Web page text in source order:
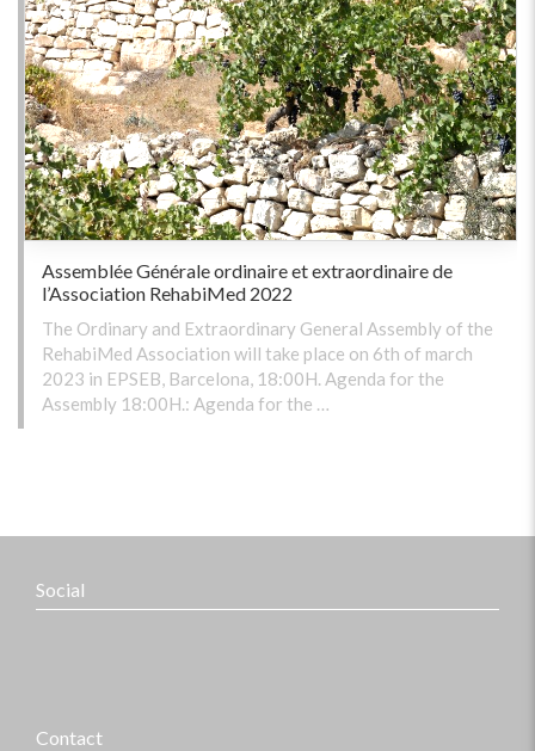
Assemblée Générale ordinaire et extraordinaire de
l’Association RehabiMed 2022
The Ordinary and Extraordinary General Assembly of the
RehabiMed Association will take place on 6th of march
2023 in EPSEB, Barcelona, 18:00H. Agenda for the
Assembly 18:00H.: Agenda for the …
Social
Contact